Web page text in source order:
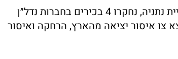
במסגרת פרשת השחיתות שבין הקבלנים לבכירים בעיריית נתניה, נחקרו 4 בכירים בחברות נדל״ן
צו איסור יציאה מהארץ, הרחקה ואיסור